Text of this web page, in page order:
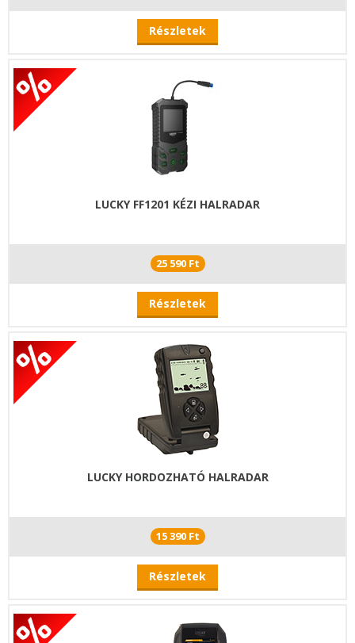
Részletek
LUCKY FF1201 KÉZI HALRADAR
25 590 Ft
Részletek
LUCKY HORDOZHATÓ HALRADAR
15 390 Ft
Részletek